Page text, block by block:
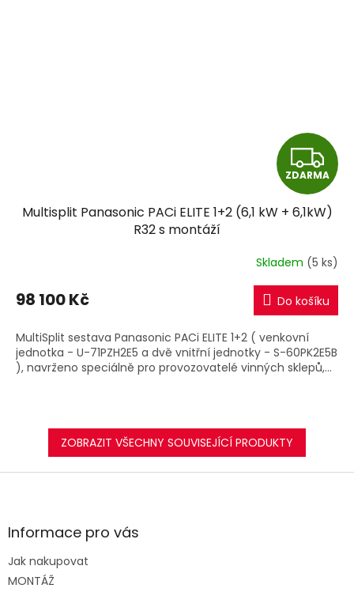
Z
D
A
R
M
A
ZDARMA
Multisplit Panasonic PACi ELITE 1+2 (6,1 kW + 6,1kW)
R32 s montáží
Skladem (5 ks)
98 100 Kč Do košíku
MultiSplit sestava Panasonic PACi ELITE 1+2 ( venkovní
jednotka - U-71PZH2E5 a dvě vnitřní jednotky - S-60PK2E5B
), navrženo speciálně pro provozovatelé vinných sklepů,...
ZOBRAZIT VŠECHNY SOUVISEJÍCÍ PRODUKTY
Z
aInformace pro vás
Jak nakupovat
MONTÁŽ